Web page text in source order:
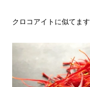
クロコアイトに似てま